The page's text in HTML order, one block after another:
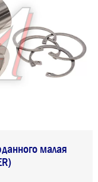
малая